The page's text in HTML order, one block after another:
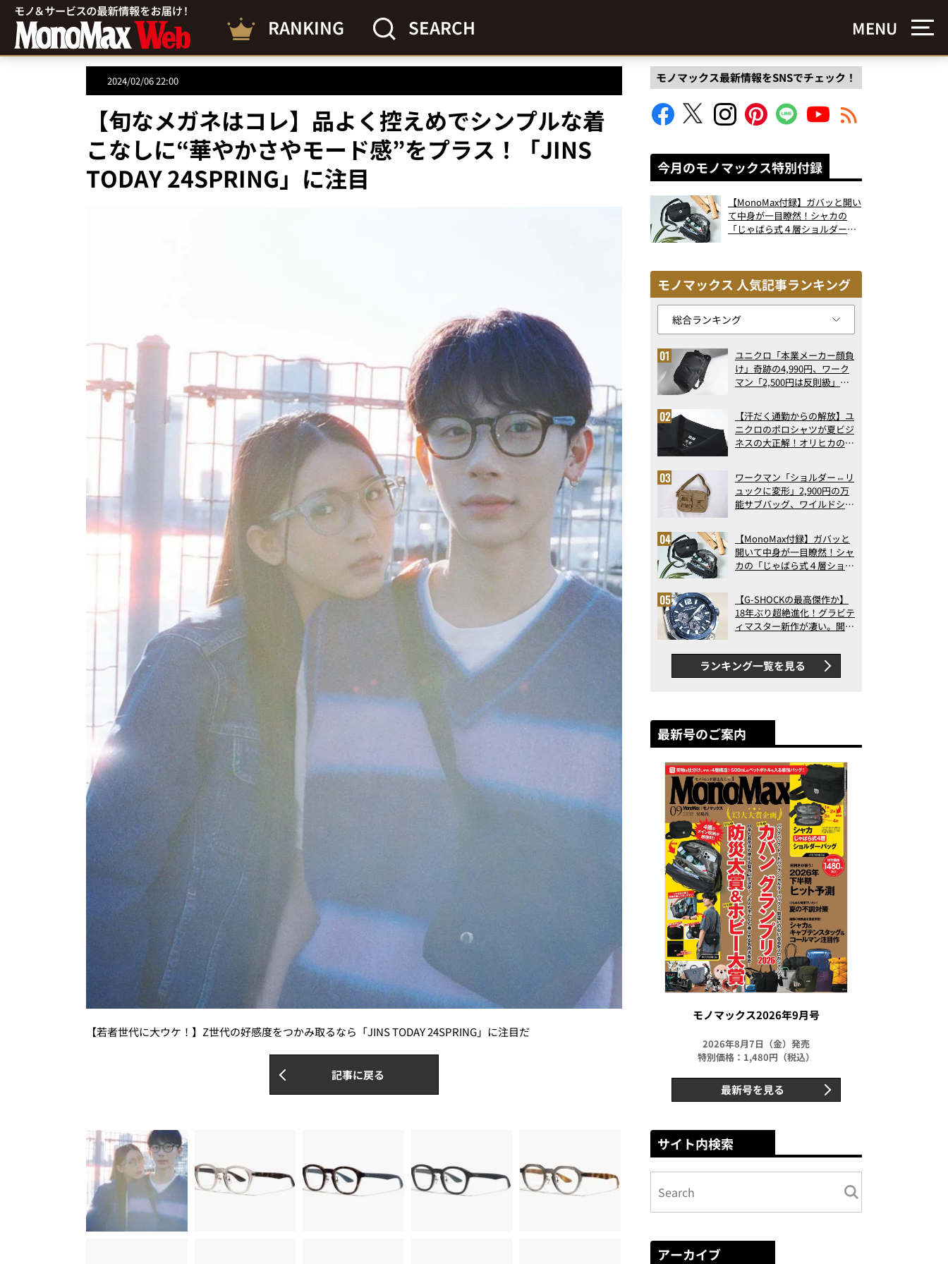
RANKING SEARCH MENU
2024/02/06 22:00
【旬なメガネはコレ】品よく控えめでシンプルな着
こなしに“華やかさやモード感”をプラス！「JINS
TODAY 24SPRING」に注目
【若者世代に大ウケ！】Z世代の好感度をつかみ取るなら「JINS TODAY 24SPRING」に注目だ
記事に戻る
モノマックス最新情報をSNSでチェック！
今月のモノマックス特別付録
【MonoMax付録】ガバッと開い
て中身が一目瞭然！シャカの
「じゃばら式４層ショルダーバ
モノマックス 人気記事ランキング
ユニクロ「本業メーカー顔負
け」奇跡の4,990円、ワーク
マン「2,500円は反則級」凄
ト3】（2026年6月版）
【汗だく通勤からの解放】ユ
ニクロのポロシャツが夏ビジ
ネスの大正解！オリヒカの透
アの実力
ワークマン「ショルダー⇔リ
ュックに変形」2,900円の万
能サブバッグ、ワイルドシン
記事ランキングベスト3】
（2026年6月版）
【MonoMax付録】ガバッと
開いて中身が一目瞭然！シャ
カの「じゃばら式４層ショル
った！
【G-SHOCKの最高傑作か】
18年ぶり超絶進化！グラビテ
ィマスター新作が凄い。開発
新ムーブメントの衝撃
ランキング一覧を見る
最新号のご案内
モノマックス2026年9月号
2026年8月7日（金）発売
特別価格：1,480円（税込）
最新号を見る
サイト内検索
アーカイブ